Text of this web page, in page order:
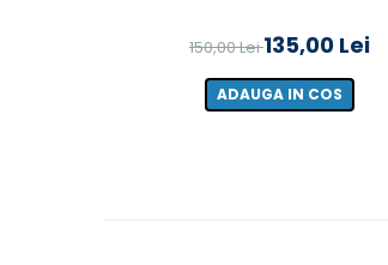
150,00 Lei135,00 Lei
ADAUGA IN COS